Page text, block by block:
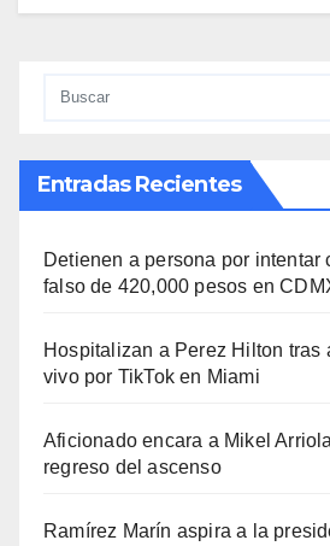
Entradas Recientes
Detienen a persona por intentar
falso de 420,000 pesos en
Hospitalizan a Perez Hilton tras
vivo por TikTok en Miami
Aficionado encara a Mikel
regreso del ascenso
Ramírez Marín aspira a la